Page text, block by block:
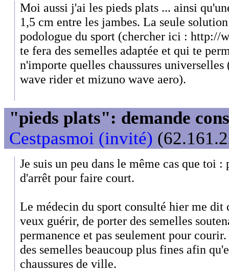
Moi aussi j'ai les pieds plats ... ainsi
1,5 cm entre les jambes. La seule
podologue du sport (chercher ici : http://
te fera des semelles adaptée et qui te
n'importe quelles chaussures
wave rider et mizuno wave aero).
"pieds plats": demande
Cestpasmoi (invité)
Je suis un peu dans le même cas que toi
d'arrêt pour faire court.
Le médecin du sport consulté hier me
veux guérir, de porter des semelles
permanence et pas seulement pour
des semelles beaucoup plus fines afin
chaussures de ville.